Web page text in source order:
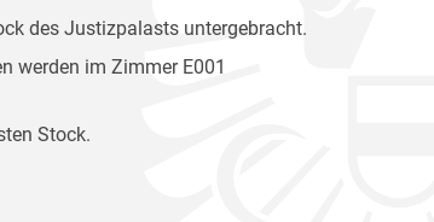
des Justizpalasts untergebracht.
werden im Zimmer E001
Stock.